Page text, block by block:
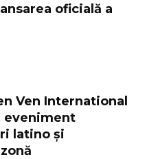
oficială a
Ven International
eveniment
latino și